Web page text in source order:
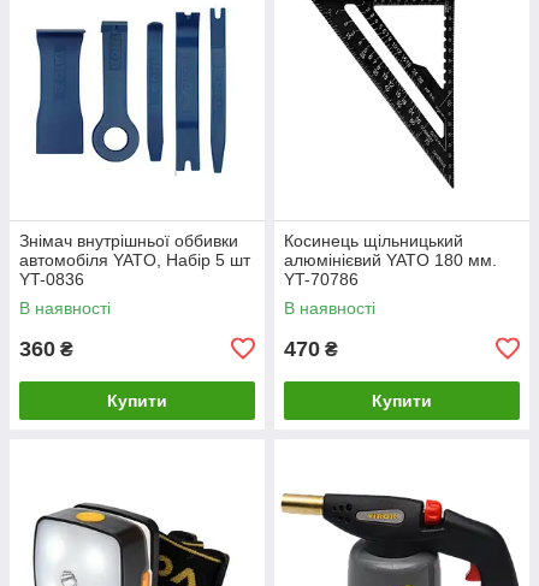
Знімач внутрішньої оббивки
автомобіля YATO, Набір 5 шт
YT-0836
В наявності
360 ₴
Купити
Косинець щільницький
алюмінієвий YATO 180 мм.
YT-70786
В наявності
470 ₴
Купити